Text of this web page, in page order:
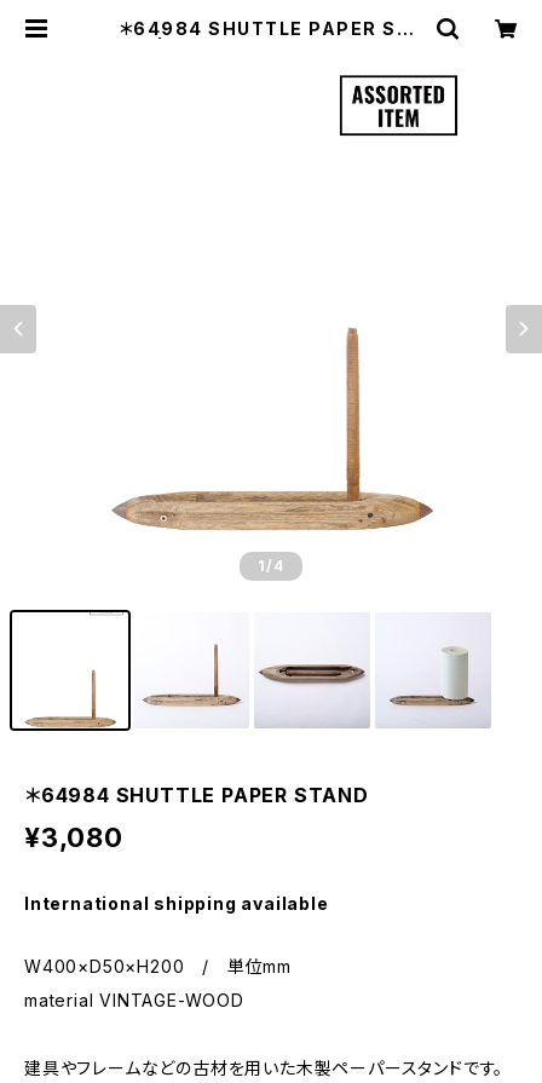
＊64984 SHUTTLE PAPER STA
1 /4
＊64984 SHUTTLE PAPER STAND
¥3,080
International shipping available
W400×D50×H200 / 単位mm
material VINTAGE-WOOD
建具やフレームなどの古材を用いた木製ペーパースタンドです。